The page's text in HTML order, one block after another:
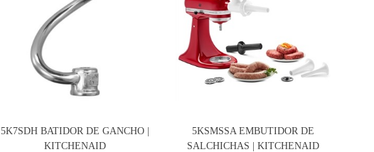
5K7SDH BATIDOR DE GANCHO |
KITCHENAID
5KSMSSA EMBUTIDOR DE
SALCHICHAS | KITCHENAID